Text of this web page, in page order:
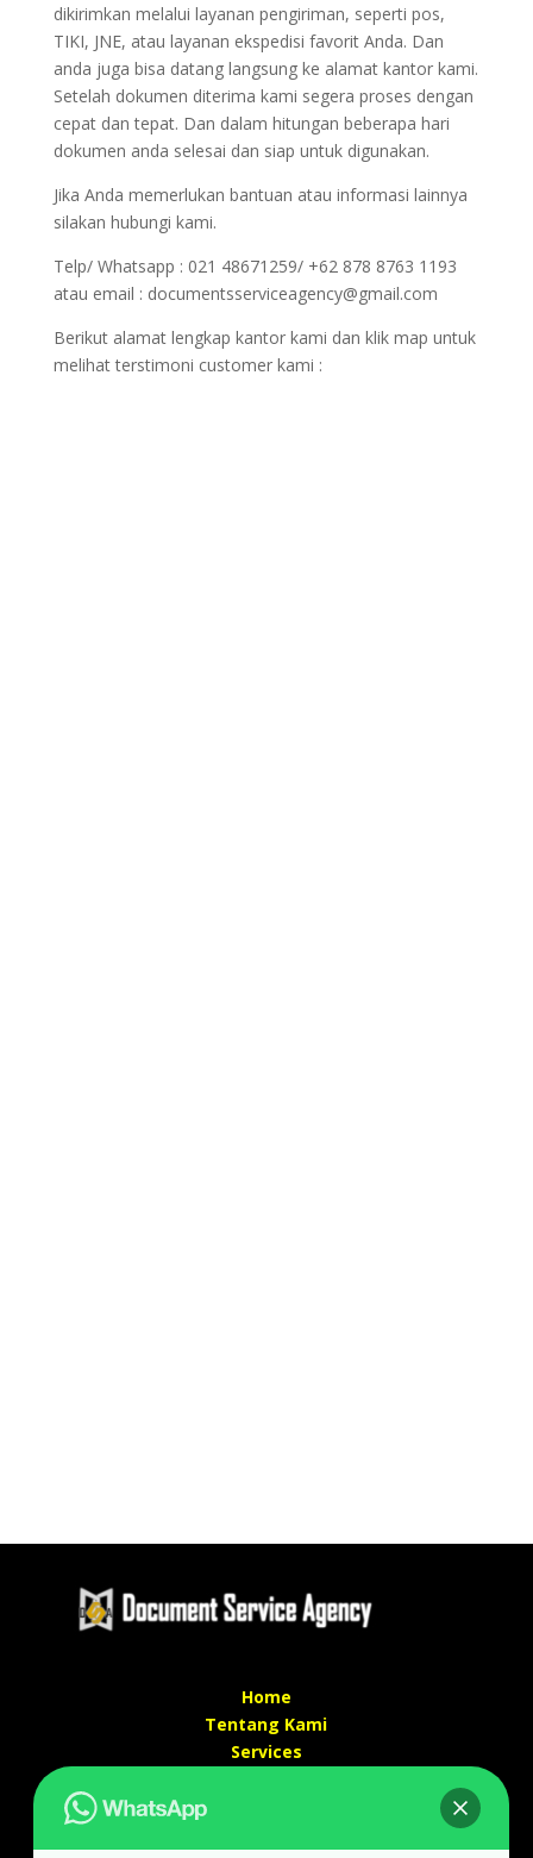
dikirimkan melalui layanan pengiriman, seperti pos,
TIKI, JNE, atau layanan ekspedisi favorit Anda. Dan
anda juga bisa datang langsung ke alamat kantor kami.
Setelah dokumen diterima kami segera proses dengan
cepat dan tepat. Dan dalam hitungan beberapa hari
dokumen anda selesai dan siap untuk digunakan.
Jika Anda memerlukan bantuan atau informasi lainnya
silakan hubungi kami.
Telp/ Whatsapp : 021 48671259/ +62 878 8763 1193
atau email : documentsserviceagency@gmail.com
Berikut alamat lengkap kantor kami dan klik map untuk
melihat terstimoni customer kami :
Home
Tentang Kami
Services